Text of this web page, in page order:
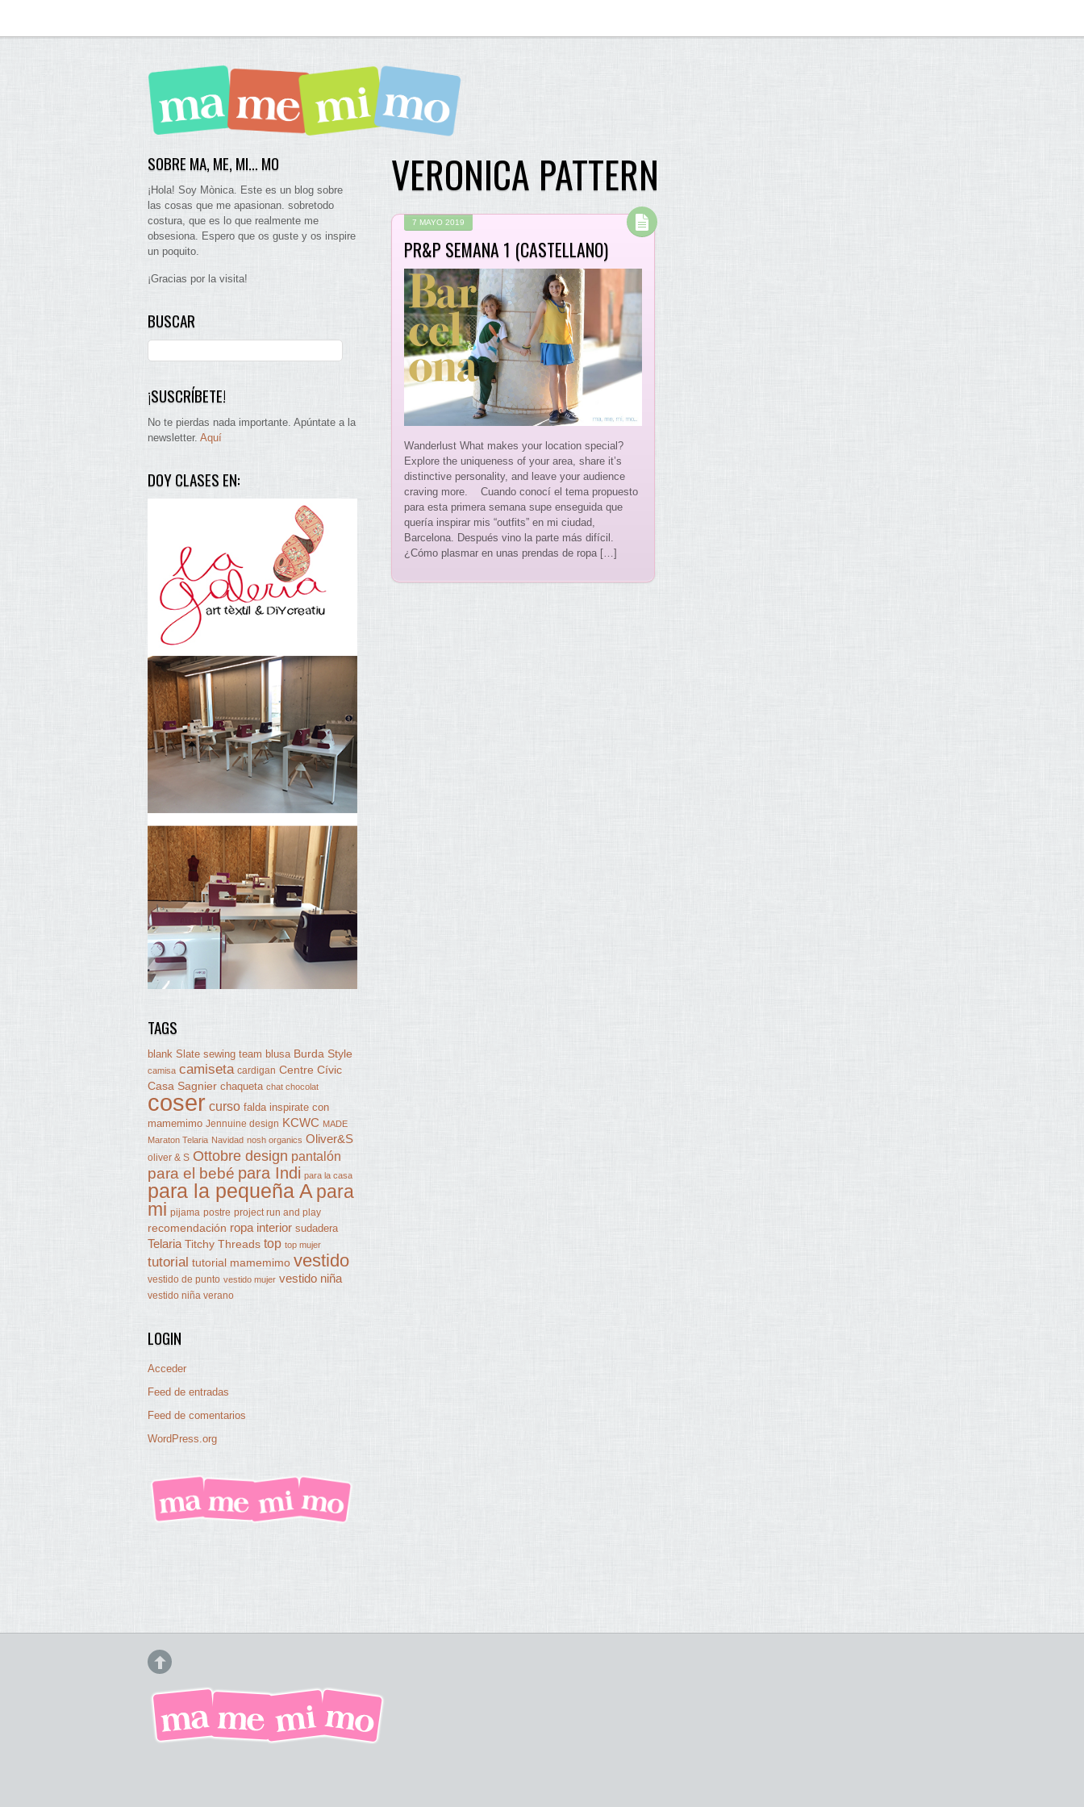
VERONICA PATTERN
7 MAYO 2019
PR&P SEMANA 1 (CASTELLANO)
Wanderlust What makes your location special?
Explore the uniqueness of your area, share it’s
distinctive personality, and leave your audience
craving more. Cuando conocí el tema propuesto
para esta primera semana supe enseguida que
quería inspirar mis “outfits” en mi ciudad,
Barcelona. Después vino la parte más difícil.
¿Cómo plasmar en unas prendas de ropa […]
SOBRE MA, ME, MI… MO
¡Hola! Soy Mònica. Este es un blog sobre
las cosas que me apasionan. sobretodo
costura, que es lo que realmente me
obsesiona. Espero que os guste y os inspire
un poquito.
¡Gracias por la visita!
BUSCAR
¡SUSCRÍBETE!
No te pierdas nada importante. Apúntate a la
newsletter. Aquí
DOY CLASES EN:
TAGS
blank Slate sewing team blusa Burda Style
camisa camiseta cardigan Centre Cívic
Casa Sagnier chaqueta chat chocolat
coser curso falda inspirate con
mamemimo Jennuine design KCWC MADE
Maraton Telaria Navidad nosh organics Oliver&S
oliver & S Ottobre design pantalón
para el bebé para Indi para la casa
para la pequeña A para
mi pijama postre project run and play
recomendación ropa interior sudadera
Telaria Titchy Threads top top mujer
tutorial tutorial mamemimo vestido
vestido de punto vestido mujer vestido niña
vestido niña verano
LOGIN
Acceder
Feed de entradas
Feed de comentarios
WordPress.org